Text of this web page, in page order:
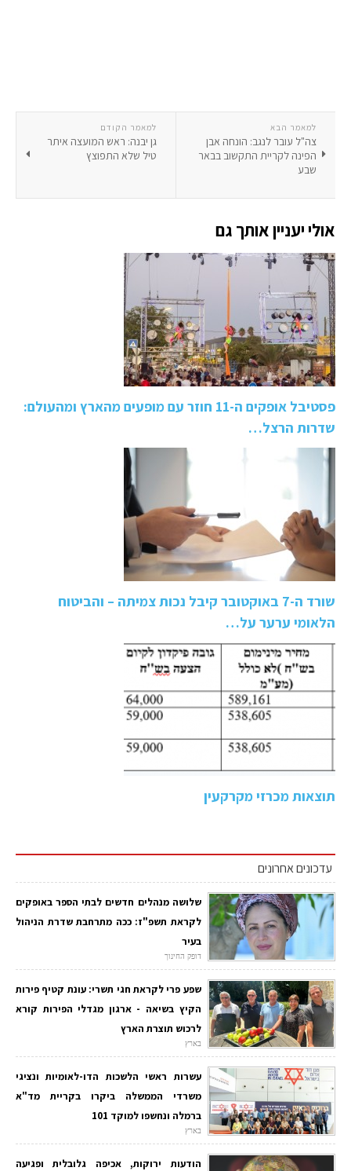
למאמר הקודם
גן יבנה: ראש המועצה איתר
טיל שלא התפוצץ
למאמר הבא
צה"ל עובר לנגב: הונחה אבן
הפינה לקריית התקשוב בבאר
שבע
אולי יעניין אותך גם
פסטיבל אופקים ה-11 חוזר עם מופעים מהארץ ומהעולם:
שדרות הרצל…
שורד ה-7 באוקטובר קיבל נכות צמיתה – והביטוח
הלאומי ערער על…
תוצאות מכרזי מקרקעין
עדכונים אחרונים
שלושה מנהלים חדשים לבתי הספר באופקים
לקראת תשפ"ז: ככה מתרחבת שדרת הניהול
בעיר
דופק החינוך
שפע פרי לקראת חגי תשרי: עונת קטיף פירות
הקיץ בשיאה - ארגון מגדלי הפירות קורא
לרכוש תוצרת הארץ
בארץ
עשרות ראשי הלשכות הדו-לאומיות ונציגי
משרדי הממשלה ביקרו בקריית מד"א
ברמלה ונחשפו למוקד 101
בארץ
הודעות ירוקות, אכיפה גלובלית ופגיעה